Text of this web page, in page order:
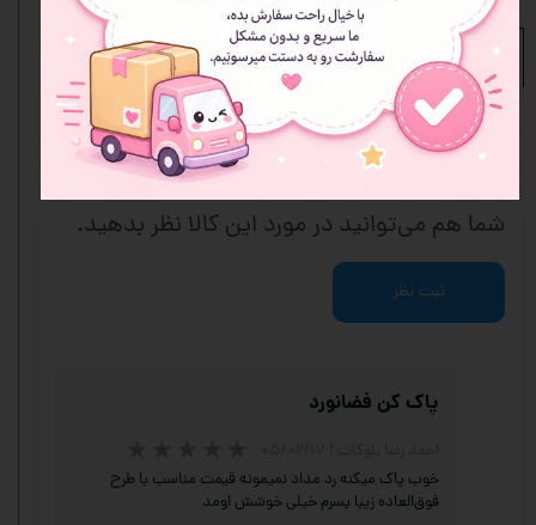
نظرات
۵
شما هم می‌توانید در مورد این کالا نظر بدهید.
ثبت نظر
پاک کن فضانورد
خوب پاک میکنه رد مداد نمیمونه قیمت مناسب با طرح
فوق‌العاده زیبا پسرم خیلی خوشش اومد